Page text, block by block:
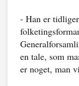
- Han er
en tale, som
er noget, man